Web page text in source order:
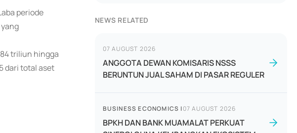
periode
triliun hingga
dari total aset
NEWS RELATED
07 AUGUST 2026
ANGGOTA DEWAN KOMISARIS NSSS
BERUNTUN JUAL SAHAM DI PASAR REGULER
BUSINESS ECONOMICS |07 AUGUST 2026
BPKH DAN BANK MUAMALAT PERKUAT